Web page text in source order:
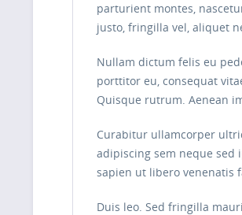
parturient montes,
justo, fringilla vel, aliquet
Nullam dictum felis eu
porttitor eu, consequat
Quisque rutrum. Aenean
Curabitur ullamcorper
adipiscing sem neque sed
sapien ut libero venenatis
Duis leo. Sed fringilla